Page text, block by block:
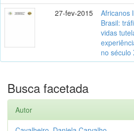
27-fev-2015
Africanos
Brasil:
vidas
no século
Busca facetada
Autor